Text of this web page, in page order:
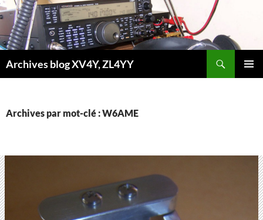
Aller
au
contenu
Archives blog XV4Y, ZL4YY
Archives par mot-clé : W6AME